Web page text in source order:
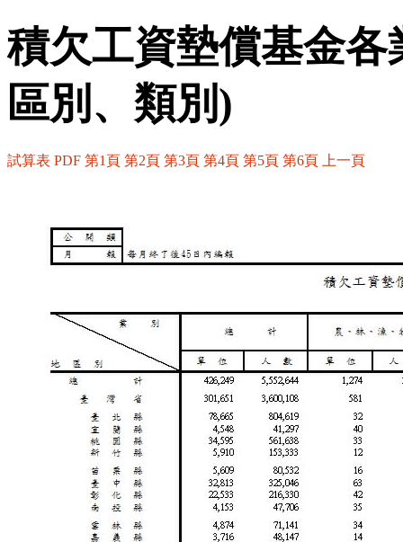
積欠工資墊償基金
區別、類別)
試算表 PDF 第1頁 第2頁 第3頁 第4頁 第5頁 第6頁 上一頁